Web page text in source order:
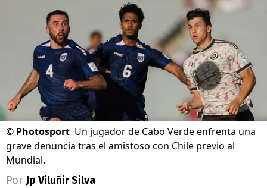
© Photosport Un jugador de Cabo Verde enfrenta una
grave denuncia tras el amistoso con Chile previo al
Mundial.
Por Jp Viluñir Silva